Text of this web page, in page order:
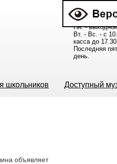
Расписание
Пн. - выходной
Вт. - Вс. - с
касса до 17.30
Последняя
день.
школьников Доступный
объявляет